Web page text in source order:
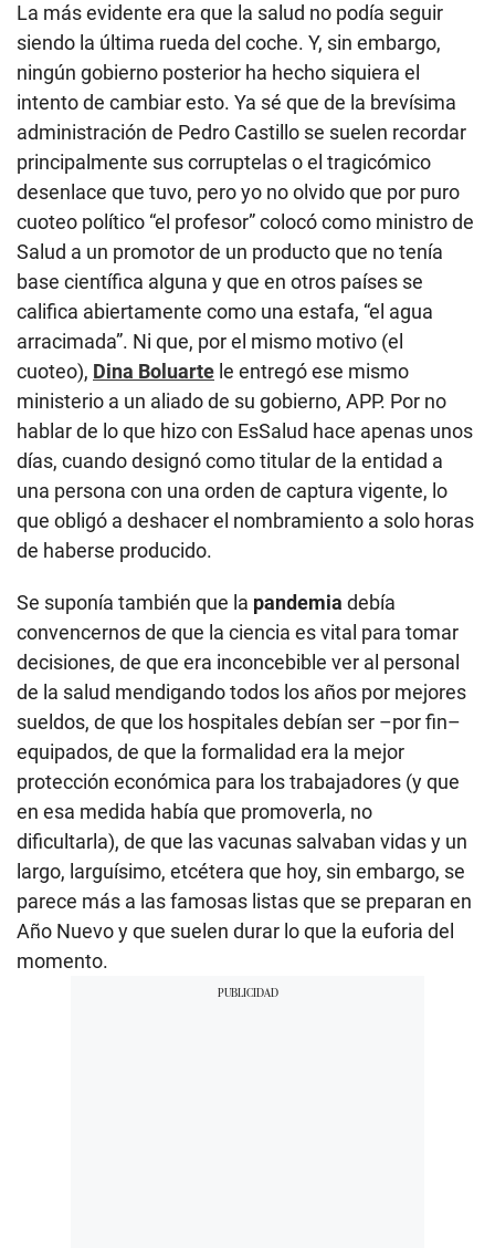
La más evidente era que la salud no podía seguir
siendo la última rueda del coche. Y, sin embargo,
ningún gobierno posterior ha hecho siquiera el
intento de cambiar esto. Ya sé que de la brevísima
administración de Pedro Castillo se suelen recordar
principalmente sus corruptelas o el tragicómico
desenlace que tuvo, pero yo no olvido que por puro
cuoteo político “el profesor” colocó como ministro de
Salud a un promotor de un producto que no tenía
base científica alguna y que en otros países se
califica abiertamente como una estafa, “el agua
arracimada”. Ni que, por el mismo motivo (el
cuoteo), Dina Boluarte le entregó ese mismo
ministerio a un aliado de su gobierno, APP. Por no
hablar de lo que hizo con EsSalud hace apenas unos
días, cuando designó como titular de la entidad a
una persona con una orden de captura vigente, lo
que obligó a deshacer el nombramiento a solo horas
de haberse producido.
Se suponía también que la pandemia debía
convencernos de que la ciencia es vital para tomar
decisiones, de que era inconcebible ver al personal
de la salud mendigando todos los años por mejores
sueldos, de que los hospitales debían ser –por fin–
equipados, de que la formalidad era la mejor
protección económica para los trabajadores (y que
en esa medida había que promoverla, no
dificultarla), de que las vacunas salvaban vidas y un
largo, larguísimo, etcétera que hoy, sin embargo, se
parece más a las famosas listas que se preparan en
Año Nuevo y que suelen durar lo que la euforia del
momento.